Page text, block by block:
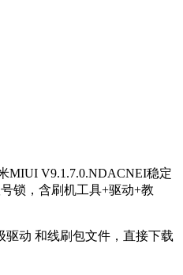
MIUI V9.1.7.0.NDACNEI稳定
锁，含刷机工具+驱动+教
驱动 和线刷包文件，直接下载